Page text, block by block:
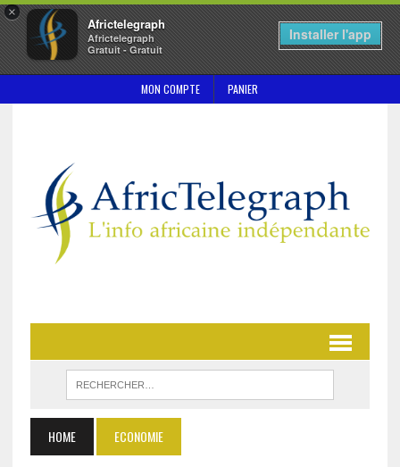
×
Africtelegraph
Africtelegraph
Gratuit - Gratuit
Installer l'app
MON COMPTE PANIER
HOME ECONOMIE